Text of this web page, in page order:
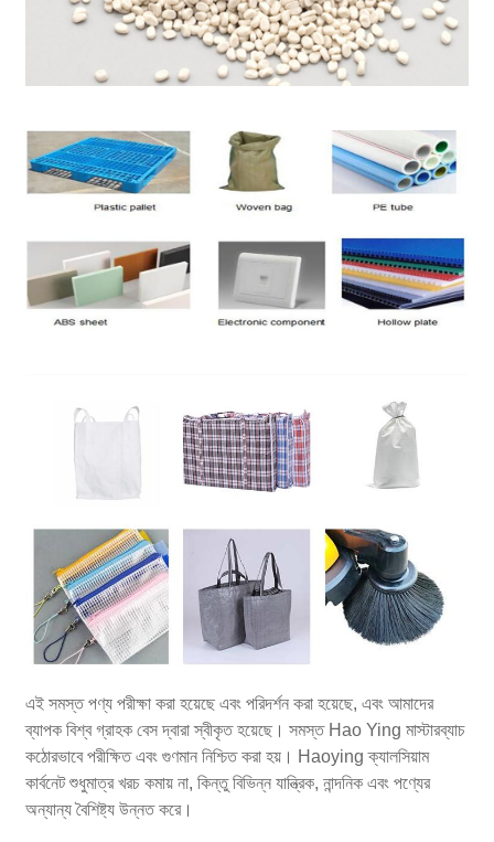
এই সমস্ত পণ্য পরীক্ষা করা হয়েছে এবং পরিদর্শন করা হয়েছে, এবং আমাদের
ব্যাপক বিশ্ব গ্রাহক বেস দ্বারা স্বীকৃত হয়েছে। সমস্ত Hao Ying মাস্টারব্যাচ
কঠোরভাবে পরীক্ষিত এবং গুণমান নিশ্চিত করা হয়। Haoying ক্যালসিয়াম
কার্বনেট শুধুমাত্র খরচ কমায় না, কিন্তু বিভিন্ন যান্ত্রিক, নান্দনিক এবং পণ্যের
অন্যান্য বৈশিষ্ট্য উন্নত করে।